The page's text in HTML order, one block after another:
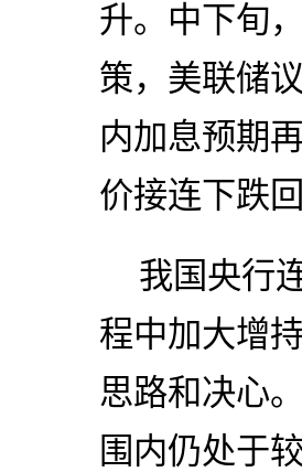
升。中下旬
策，美联储
内加息预期
价接连下跌
我国央行
程中加大增
思路和决心
围内仍处于